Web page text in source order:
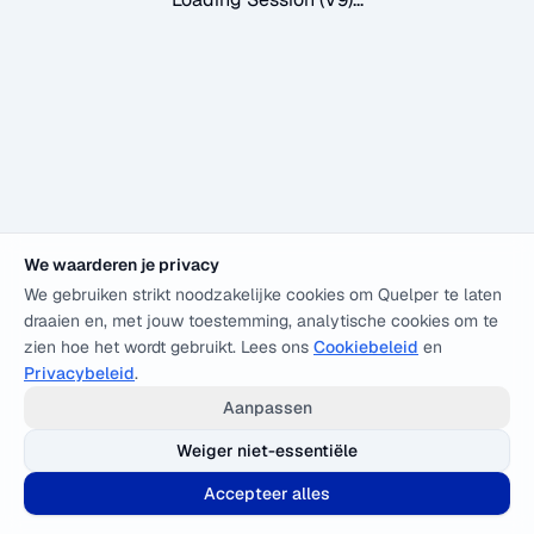
We waarderen je privacy
We gebruiken strikt noodzakelijke cookies om Quelper te laten
draaien en, met jouw toestemming, analytische cookies om te
zien hoe het wordt gebruikt. Lees ons Cookiebeleid en
Privacybeleid.
Aanpassen
Weiger niet-essentiële
Accepteer alles